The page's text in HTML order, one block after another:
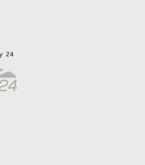
24